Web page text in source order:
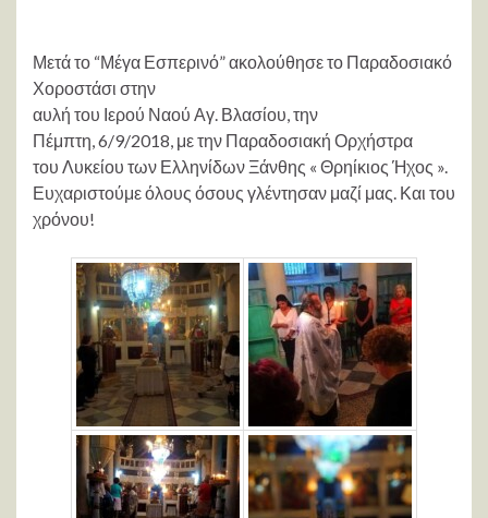
Μετά το “Μέγα Εσπερινό” ακολούθησε το Παραδοσιακό
Χοροστάσι στην
αυλή του Ιερού Ναού Αγ. Βλασίου, την
Πέμπτη, 6/9/2018, με την Παραδοσιακή Ορχήστρα
του Λυκείου των Ελληνίδων Ξάνθης « Θρηίκιος Ήχος ».
Ευχαριστούμε όλους όσους γλέντησαν μαζί μας. Και του
χρόνου!